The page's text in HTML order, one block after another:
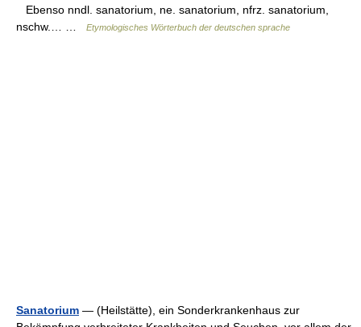
Ebenso nndl. sanatorium, ne. sanatorium, nfrz. sanatorium,
nschw.… …
Etymologisches Wörterbuch der deutschen sprache
Sanatorium — (Heilstätte), ein Sonderkrankenhaus zur